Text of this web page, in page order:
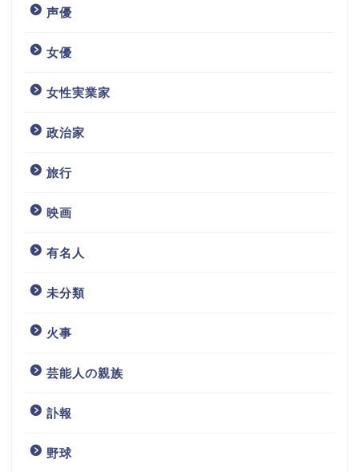
声優
女優
女性実業家
政治家
旅行
映画
有名人
未分類
火事
芸能人の親族
訃報
野球